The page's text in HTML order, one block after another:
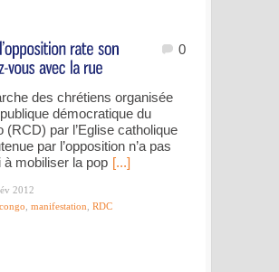
0
des chrétiens organisée
démocratique du
(RCD) par l’Eglise catholique
par l’opposition n’a pas
à mobiliser la pop [...]
2012
congo manifestation RDC